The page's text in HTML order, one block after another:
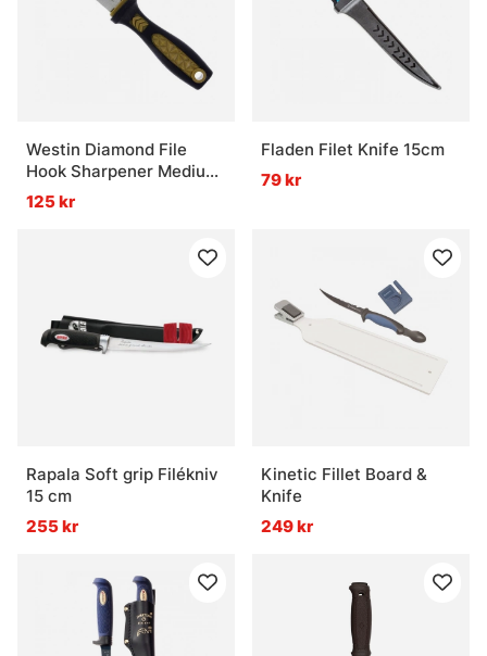
Westin Diamond File
Hook Sharpener Medium
Black Sand 15cm
125 kr
Fladen Filet Knife 15cm
79 kr
Rapala Soft grip Filékniv
15 cm
255 kr
Kinetic Fillet Board &
Knife
249 kr